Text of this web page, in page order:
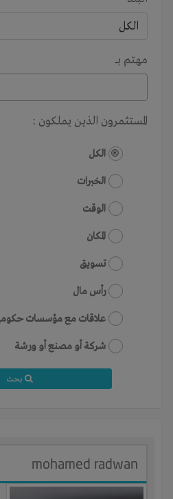
الكل
مهتم بـــ
المستثمرون الذين يملكون :
الكل
الخبرات
الوقت
المكان
تسويق
رأس مال
علاقات مع مؤسسات
شركة أو مصنع أو ورشة
mohamed radwan